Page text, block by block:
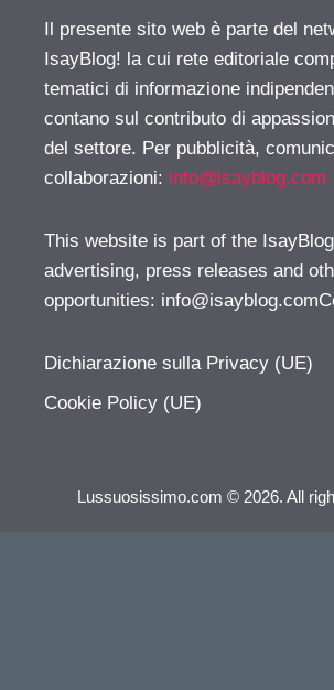
Il presente sito web è parte del
IsayBlog! la cui rete editoriale
tematici di informazione
contano sul contributo di
del settore. Per pubblicità,
collaborazioni: info@isayblog.com
This website is part of the
advertising, press releases and
opportunities:
Dichiarazione sulla Privacy (UE)
Cookie Policy (UE)
Lussuosissimo.com © 2026. All